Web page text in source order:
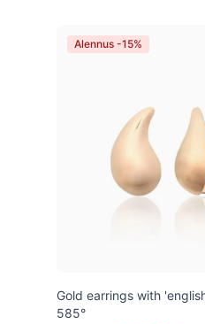
Alennus -15%
Gold earrings with
585°